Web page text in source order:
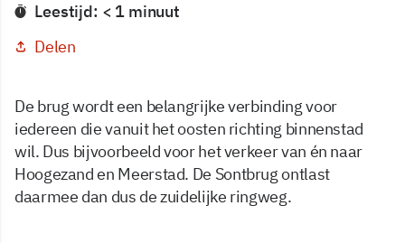
Leestijd: < 1 minuut
Delen
De brug wordt een belangrijke verbinding voor
iedereen die vanuit het oosten richting binnenstad
wil. Dus bijvoorbeeld voor het verkeer van én naar
Hoogezand en Meerstad. De Sontbrug ontlast
daarmee dan dus de zuidelijke ringweg.